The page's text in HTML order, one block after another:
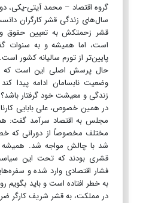
گروه اقتصاد – محمد آیتی-یکی،
سال‌های زندگی قشر کارگران
قشر زحمتکش به تعیین حقوق و
است، اما همیشه و به سنوات
پایین‌تر از تورم سالیانه کشور است.
حال پرسش اصلی این است که
وضعیت نابسامان ادامه پیدا
زندگی و معیشت خود گرفتار باشد؟
در همین خصوص، علی بابایی
مجلس به اقتصاد سرآمد گفت:
مختلف مخصوصاً از دورانی که
شد با چالش مواجه شد. همیشه
قشری بودند که تحت این
فشار اقتصادی وارد شده و
به خطر افتاده است و باید
در مملکت، به قشر شریف کارگر